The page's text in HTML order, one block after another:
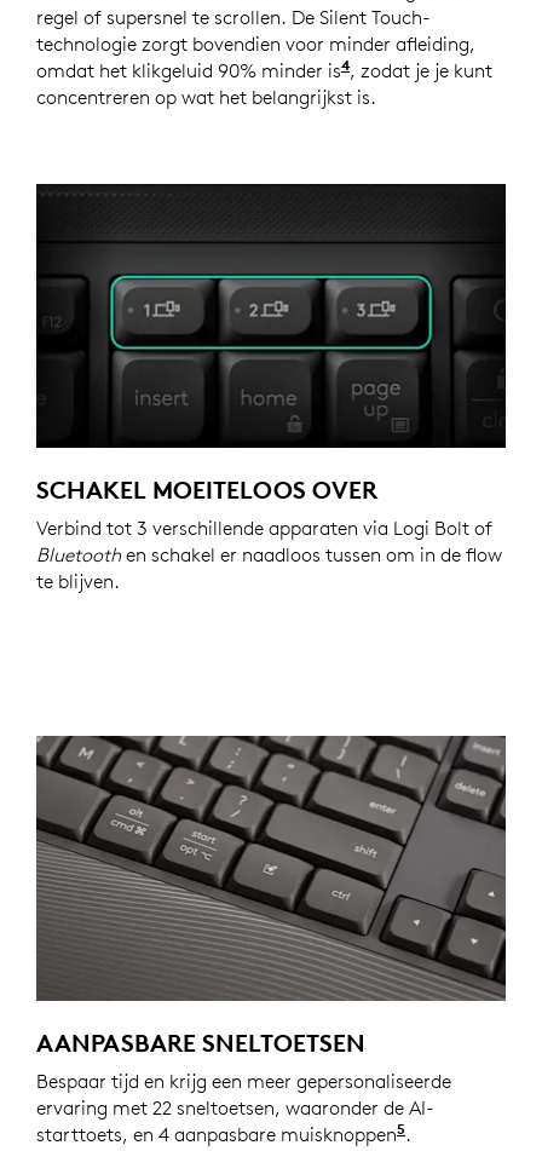
regel of supersnel te scrollen. De Silent Touch-
technologie zorgt bovendien voor minder afleiding,
omdat het klikgeluid 90% minder is4Het klikgeluid is
, zodat je je kunt
concentreren op wat het belangrijkst is.
SCHAKEL MOEITELOOS OVER
Verbind tot 3 verschillende apparaten via Logi Bolt of
Bluetoothen schakel er naadloos tussen om in de flow
te blijven.
AANPASBARE SNELTOETSEN
Bespaar tijd en krijg een meer gepersonaliseerde
ervaring met 22 sneltoetsen, waaronder de AI-
starttoets, en 4 aanpasbare muisknoppen5 .